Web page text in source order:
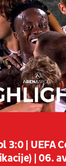
3:0 | UEFA
| 06.